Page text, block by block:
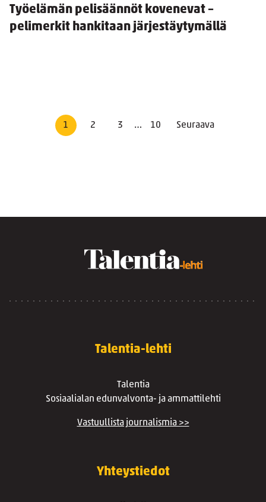
Työelämän pelisäännöt kovenevat –
pelimerkit hankitaan järjestäytymällä
1 2 3 … 10 Seuraava
Talentia-lehti
Talentia
Sosiaalialan edunvalvonta- ja ammattilehti
Vastuullista journalismia >>
Yhteystiedot